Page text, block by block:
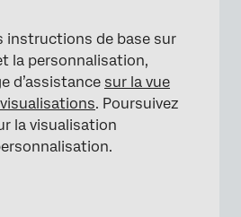
instructions de base sur
la personnalisation,
d’assistance sur la vue
. Poursuivez
la visualisation